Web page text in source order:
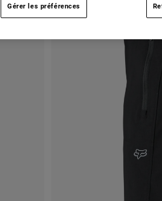
Gérer les préférences